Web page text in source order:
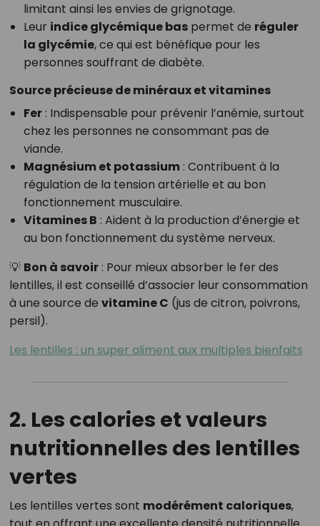
limitant ainsi les envies de grignotage.
Leur indice glycémique baspermet de réguler
la glycémie, ce qui est bénéfique pour les
personnes souffrant de diabète.
Source précieuse de minéraux et vitamines
Fer: Indispensable pour prévenir l’anémie, surtout
chez les personnes ne consommant pas de
viande.
Magnésium et potassium: Contribuent à la
régulation de la tension artérielle et au bon
fonctionnement musculaire.
Vitamines B : Aident à la production d’énergie et
au bon fonctionnement du système nerveux.
💡 Bon à savoir: Pour mieux absorber le fer des
lentilles, il est conseillé d’associer leur consommation
à une source de vitamine C (jus de citron, poivrons,
persil).
Les lentilles : un super aliment aux multiples bienfaits
2. Les calories et valeurs
nutritionnelles des lentilles
vertes
Les lentilles vertes sont modérément caloriques,